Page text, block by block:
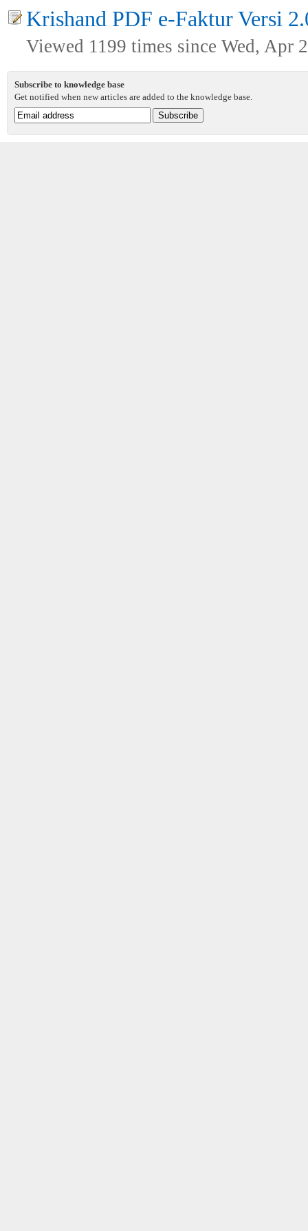
Krishand PDF e-Faktur Versi
Viewed 1199 times since Wed, Apr
Subscribe to knowledge base
Get notified when new articles are added to the knowledge base.